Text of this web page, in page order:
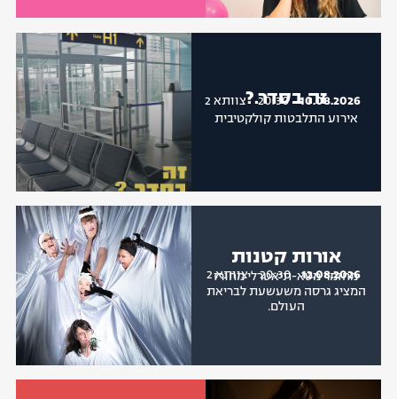
זה בסדר.?
אירוע התלבטות קולקטיבית
10.08.2026
20:30 צוותא 2
אורות קטנות
מחזמר מטא-תיאטרלי מחורז
המציג גרסה משעשעת לבריאת
העולם.
12.08.2026
20:30 צוותא 2